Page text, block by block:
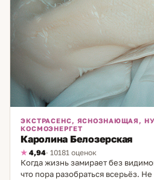
ЭКСТРАСЕНС, ЯСНОЗНАЮЩАЯ,
КОСМОЭНЕРГЕТ
Каролина Белозерская
4,94· 10181 оценок
Когда жизнь замирает без
что пора разобраться всерьёз.